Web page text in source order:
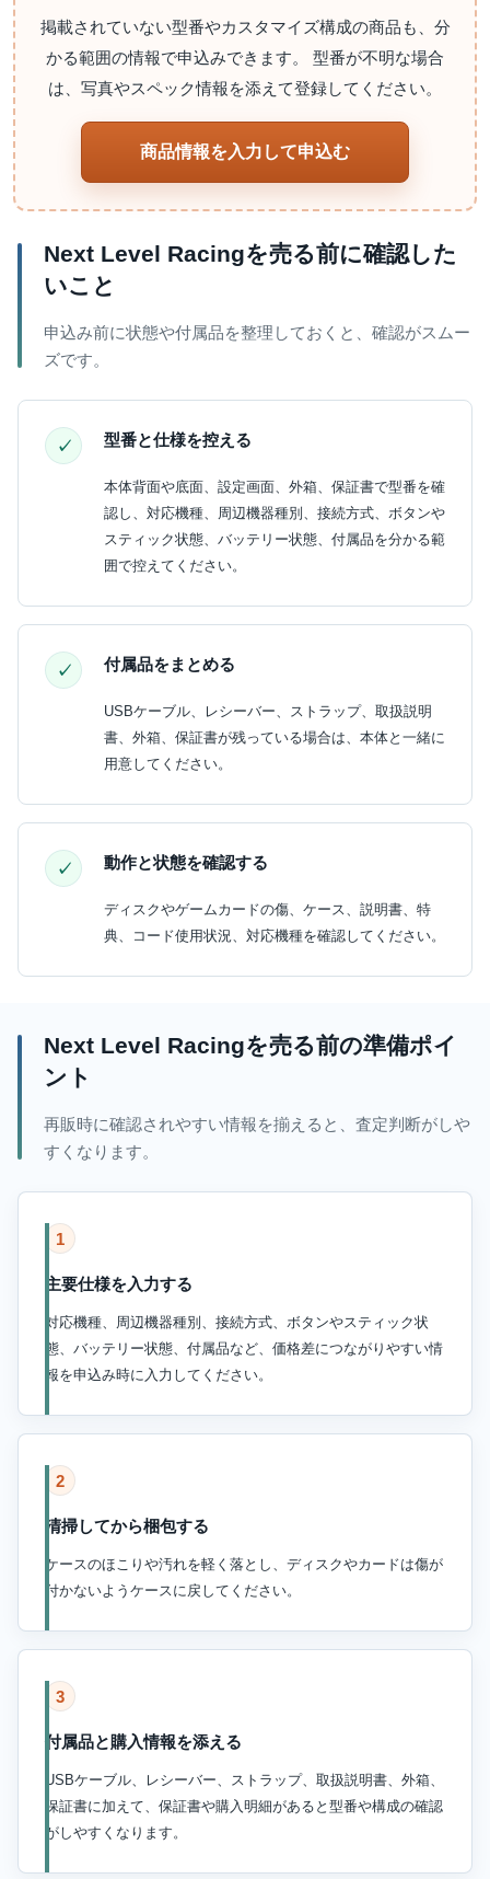
掲載されていない型番やカスタマイズ構成の商品も、分
かる範囲の情報で申込みできます。 型番が不明な場合
は、写真やスペック情報を添えて登録してください。
商品情報を入力して申込む
Next Level Racingを売る前に確認した
いこと
申込み前に状態や付属品を整理しておくと、確認がスムー
ズです。
型番と仕様を控える
本体背面や底面、設定画面、外箱、保証書で型番を確
認し、対応機種、周辺機器種別、接続方式、ボタンや
スティック状態、バッテリー状態、付属品を分かる範
囲で控えてください。
付属品をまとめる
USBケーブル、レシーバー、ストラップ、取扱説明
書、外箱、保証書が残っている場合は、本体と一緒に
用意してください。
動作と状態を確認する
ディスクやゲームカードの傷、ケース、説明書、特
典、コード使用状況、対応機種を確認してください。
Next Level Racingを売る前の準備ポイ
ント
再販時に確認されやすい情報を揃えると、査定判断がしや
すくなります。
1
主要仕様を入力する
対応機種、周辺機器種別、接続方式、ボタンやスティック状
態、バッテリー状態、付属品など、価格差につながりやすい情
報を申込み時に入力してください。
2
清掃してから梱包する
ケースのほこりや汚れを軽く落とし、ディスクやカードは傷が
付かないようケースに戻してください。
3
付属品と購入情報を添える
USBケーブル、レシーバー、ストラップ、取扱説明書、外箱、
保証書に加えて、保証書や購入明細があると型番や構成の確認
がしやすくなります。